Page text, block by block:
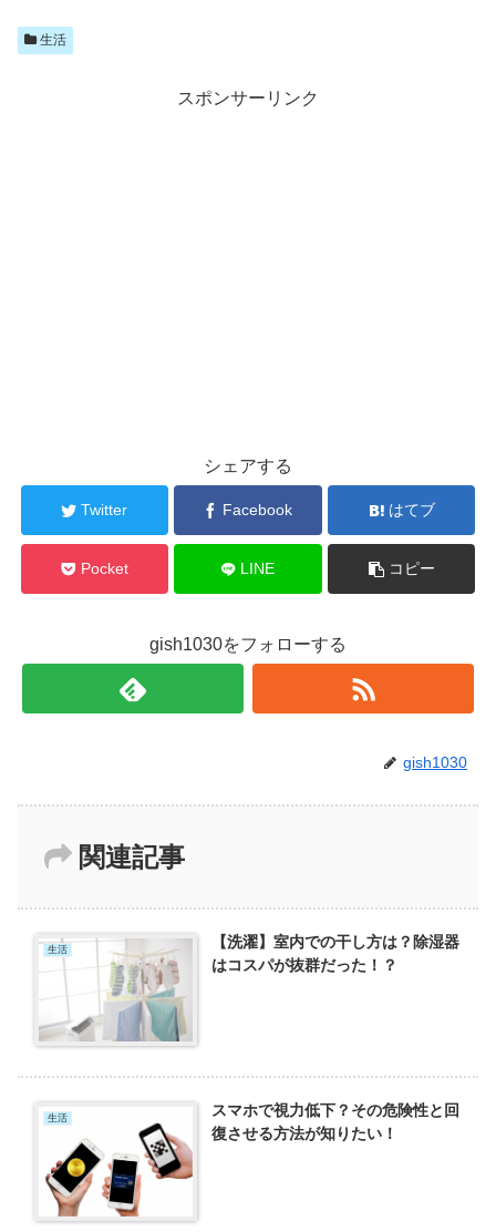
生活
スポンサーリンク
シェアする
Twitter Facebook はてブ
Pocket LINE コピー
gish1030をフォローする
gish1030
関連記事
生活
【洗濯】室内での干し方は？除湿器
はコスパが抜群だった！？
生活
スマホで視力低下？その危険性と回
復させる方法が知りたい！